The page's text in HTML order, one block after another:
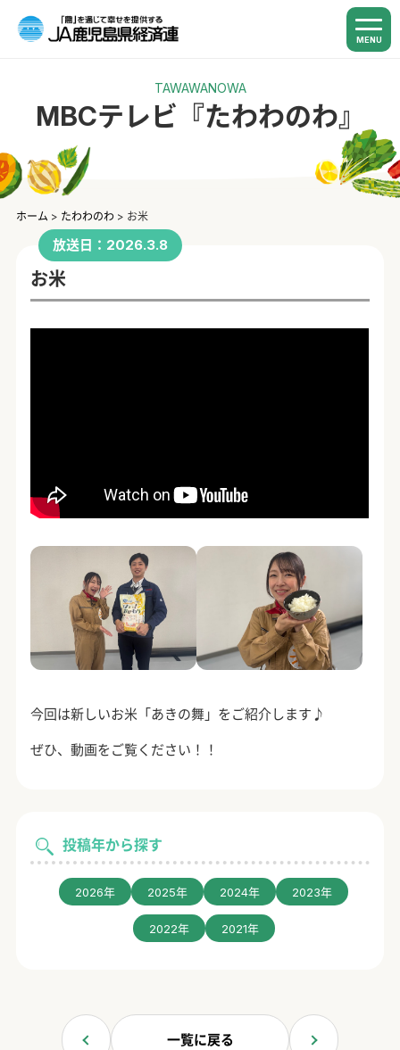
MENU
TAWAWANOWA
MBCテレビ『たわわのわ』
ホーム > たわわのわ > お米
投稿年から探す
2026年 2025年 2024年 2023年
2022年 2021年
放送日：2026.3.8
お米
今回は新しいお米「あきの舞」をご紹介します♪
ぜひ、動画をご覧ください！！
一覧に戻る